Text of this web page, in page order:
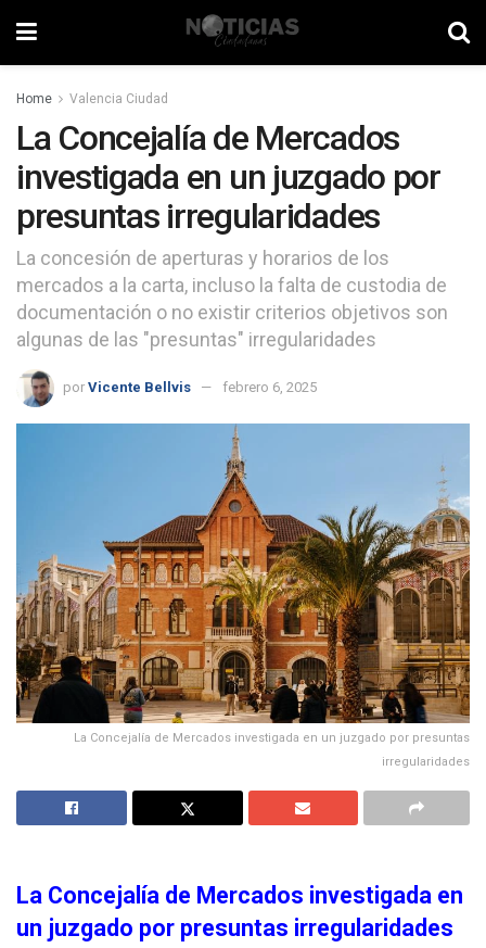
Home Valencia Ciudad
La Concejalía de Mercados
investigada en un juzgado por
presuntas irregularidades
La concesión de aperturas y horarios de los
mercados a la carta, incluso la falta de custodia de
documentación o no existir criterios objetivos son
algunas de las "presuntas" irregularidades
por Vicente Bellvis febrero 6, 2025
La Concejalía de Mercados investigada en un juzgado por presuntas
irregularidades
La Concejalía de Mercados investigada en
un juzgado por presuntas irregularidades